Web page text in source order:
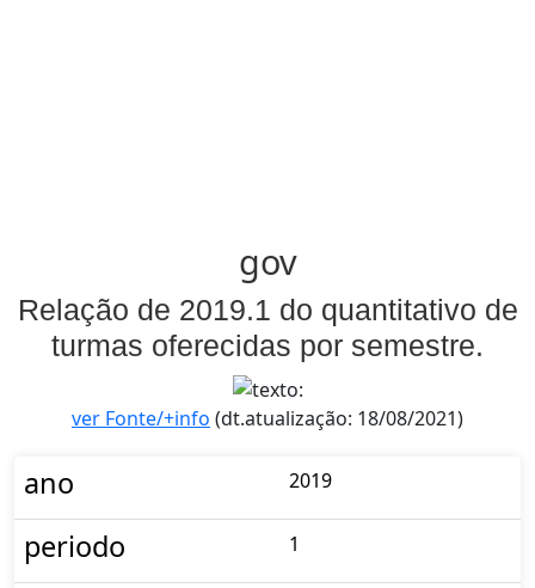
gov
Relação de 2019.1 do quantitativo de
turmas oferecidas por semestre.
ver Fonte/+info (dt.atualização: 18/08/2021)
ano 2019
periodo 1